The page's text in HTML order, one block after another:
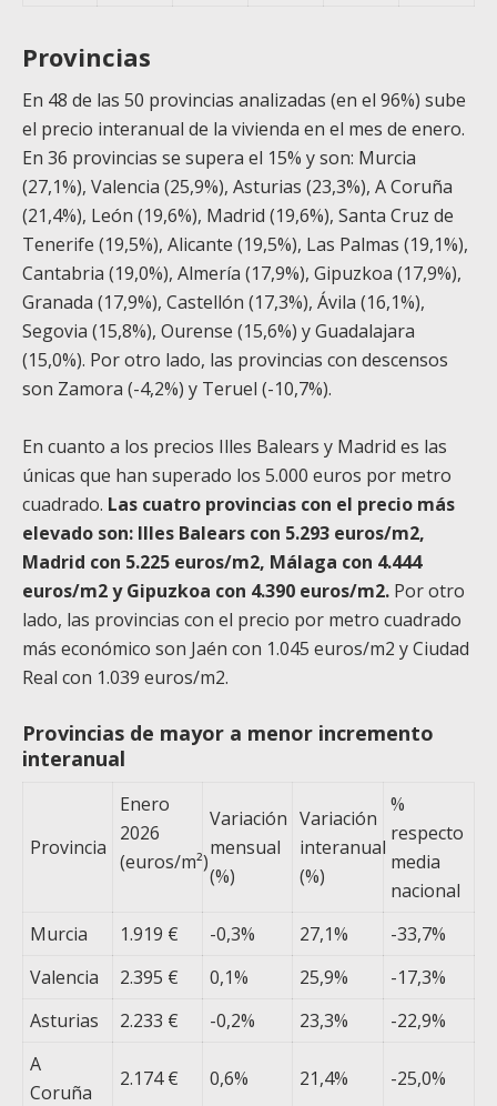
Provincias
En 48 de las 50 provincias analizadas (en el 96%) sube
el precio interanual de la vivienda en el mes de enero.
En 36 provincias se supera el 15% y son: Murcia
(27,1%), Valencia (25,9%), Asturias (23,3%), A Coruña
(21,4%), León (19,6%), Madrid (19,6%), Santa Cruz de
Tenerife (19,5%), Alicante (19,5%), Las Palmas (19,1%),
Cantabria (19,0%), Almería (17,9%), Gipuzkoa (17,9%),
Granada (17,9%), Castellón (17,3%), Ávila (16,1%),
Segovia (15,8%), Ourense (15,6%) y Guadalajara
(15,0%). Por otro lado, las provincias con descensos
son Zamora (-4,2%) y Teruel (-10,7%).
En cuanto a los precios Illes Balears y Madrid es las
únicas que han superado los 5.000 euros por metro
cuadrado. Las cuatro provincias con el precio más
elevado son: Illes Balears con 5.293 euros/m2,
Madrid con 5.225 euros/m2, Málaga con 4.444
euros/m2y Gipuzkoa con 4.390 euros/m2. Por otro
lado, las provincias con el precio por metro cuadrado
más económico son Jaén con 1.045 euros/m2 y Ciudad
Real con 1.039 euros/m2.
Provincias de mayor a menor incremento
interanual
Provincia
Enero
2026
(euros/m²)
Variación
mensual
(%)
Variación
interanual
(%)
%
respecto
media
nacional
Murcia
1.919 € -0,3% 27,1%
-33,7%
Valencia
2.395 € 0,1% 25,9%
-17,3%
Asturias
2.233 € -0,2% 23,3%
-22,9%
A
Coruña
2.174 € 0,6% 21,4% -25,0%